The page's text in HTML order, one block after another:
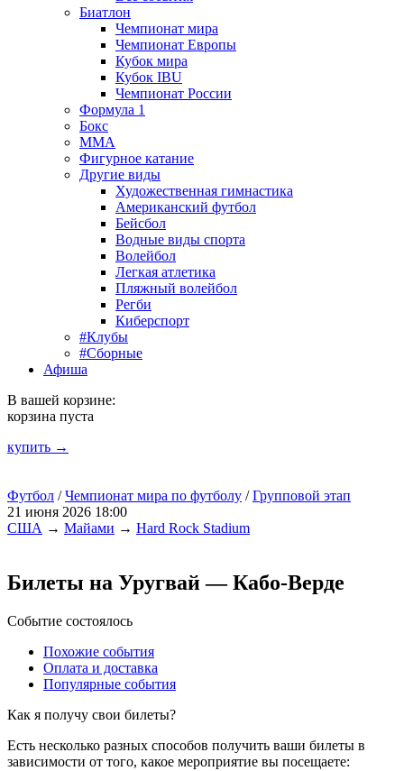
Биатлон
Чемпионат мира
Чемпионат Европы
Кубок мира
Кубок IBU
Чемпионат России
Формула 1
Бокс
MMA
Фигурное катание
Другие виды
Художественная гимнастика
Американский футбол
Бейсбол
Водные виды спорта
Волейбол
Легкая атлетика
Пляжный волейбол
Регби
Киберспорт
#Клубы
#Сборные
Афиша
В вашей корзине:
корзина пуста
купить →
Футбол /Чемпионат мира по футболу /Групповой этап
21 июня 2026 18:00
США → Майами → Hard Rock Stadium
Билеты на Уругвай — Кабо-Верде
Событие состоялось
Похожие события
Оплата и доставка
Популярные события
Как я получу свои билеты?
Есть несколько разных способов получить ваши билеты в
зависимости от того, какое мероприятие вы посещаете: